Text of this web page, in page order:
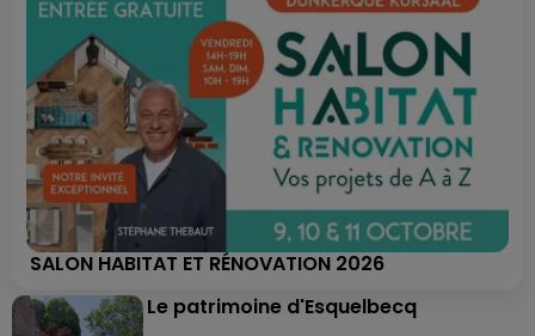
SALON HABITAT ET RÉNOVATION 2026
Le patrimoine d'Esquelbecq